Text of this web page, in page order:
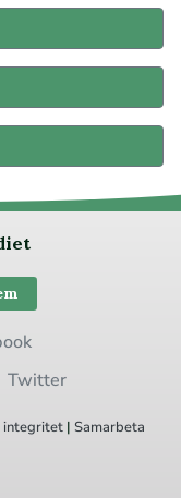
Twitter
integritet | Samarbeta